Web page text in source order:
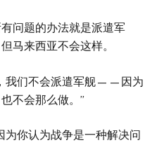
问题的办法就是派遣军
马来西亚不会这样。
我们不会派遣军舰——因为
不会那么做。”
为你认为战争是一种解决问